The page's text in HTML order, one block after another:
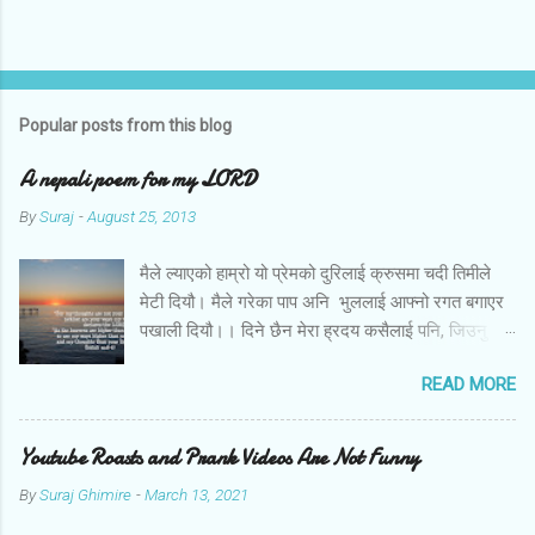
Popular posts from this blog
A nepali poem for my LORD
BySuraj -August 25, 2013
मैले ल्याएको हाम्रो यो प्रेमको दुरिलाई क्रुसमा चदी तिमीले
मेटी दियौ। मैले गरेका पाप अनि भुललाई आफ्नो रगत बगाएर
पखाली दियौ।। दिने छैन मेरा ह्रदय कसैलाई पनि, जिउनु छैन
READ MORE
Youtube Roasts and Prank Videos Are Not Funny
BySuraj Ghimire -March 13, 2021